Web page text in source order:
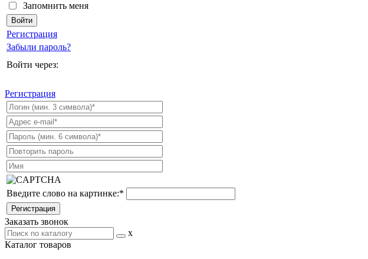
Запомнить меня
Регистрация
Забыли пароль?
Войти через:
Регистрация
Введите слово на картинке:*
Заказать звонок
x
Каталог товаров